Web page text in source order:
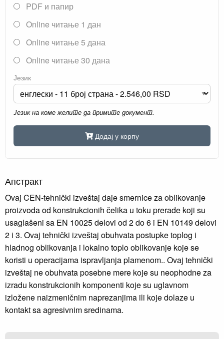
PDF и папир
Online читање 1 дан
Online читање 5 дана
Online читање 30 дана
Језик
Језик на коме желите да примите документ.
Додај у корпу
Апстракт
Ovaj CEN-tehnički izveštaj daje smernice za oblikovanje
proizvoda od konstrukcionih čelika u toku prerade koji su
usaglašeni sa EN 10025 delovi od 2 do 6 i EN 10149 delovi
2 i 3. Ovaj tehnički izveštaj obuhvata postupke toplog i
hladnog oblikovanja i lokalno toplo oblikovanje koje se
koristi u operacijama ispravljanja plamenom.. Ovaj tehnički
izveštaj ne obuhvata posebne mere koje su neophodne za
izradu konstrukcionih komponenti koje su uglavnom
izložene naizmeničnim naprezanjima ili koje dolaze u
kontakt sa agresivnim sredinama.